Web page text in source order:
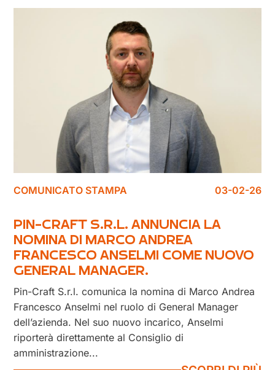
COMUNICATO STAMPA 03-02-26
PIN-CRAFT S.R.L. ANNUNCIA LA
NOMINA DI MARCO ANDREA
FRANCESCO ANSELMI COME NUOVO
GENERAL MANAGER.
Pin-Craft S.r.l. comunica la nomina di Marco Andrea
Francesco Anselmi nel ruolo di General Manager
dell’azienda. Nel suo nuovo incarico, Anselmi
riporterà direttamente al Consiglio di
amministrazione...